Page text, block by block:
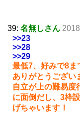
39: 名無しさん
>>23
>>28
>>29
最低7、好みで8ま
ありがとうござい
自立が上の難易度
に面倒だし、3枠
げちゃいます！